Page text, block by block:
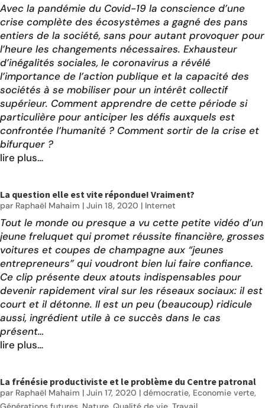
Avec la pandémie du Covid-19 la conscience d’une
crise complète des écosystèmes a gagné des pans
entiers de la société, sans pour autant provoquer pour
l’heure les changements nécessaires. Exhausteur
d’inégalités sociales, le coronavirus a révélé
l’importance de l’action publique et la capacité des
sociétés à se mobiliser pour un intérêt collectif
supérieur. Comment apprendre de cette période si
particulière pour anticiper les défis auxquels est
confrontée l’humanité ? Comment sortir de la crise et
bifurquer ?
lire plus…
La question elle est vite répondue! Vraiment?
par Raphaël Mahaim | Juin 18, 2020 | Internet
Tout le monde ou presque a vu cette petite vidéo d’un
jeune freluquet qui promet réussite financière, grosses
voitures et coupes de champagne aux “jeunes
entrepreneurs” qui voudront bien lui faire confiance.
Ce clip présente deux atouts indispensables pour
devenir rapidement viral sur les réseaux sociaux: il est
court et il détonne. Il est un peu (beaucoup) ridicule
aussi, ingrédient utile à ce succès dans le cas
présent…
lire plus…
La frénésie productiviste et le problème du Centre patronal
par Raphaël Mahaim | Juin 17, 2020 | démocratie, Economie verte,